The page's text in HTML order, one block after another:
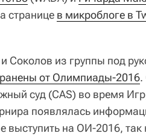
странице в микроблоге в
Соколов из группы под
от Олимпиады-2016.
суд (CAS) во время
появлялась
выступить на ОИ-2016,